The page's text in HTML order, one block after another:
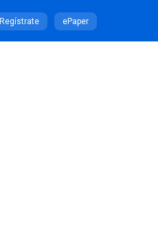
Regístrate ePaper